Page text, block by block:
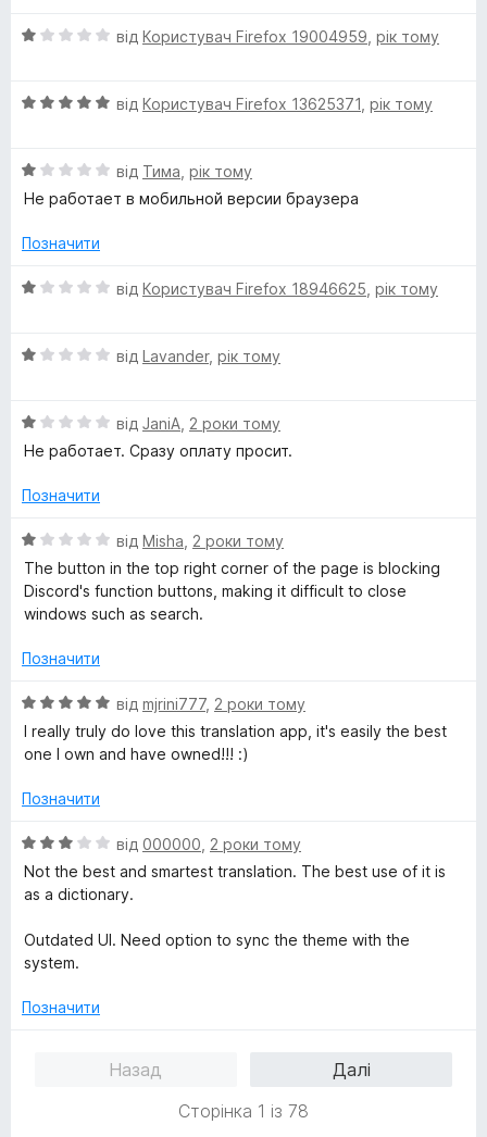
y
з
О
н
1
з
від Користувач Firefox 19004959 рік тому
О
н
к
5
5
від Користувач Firefox 13625371 рік тому
О
ц
н
а
5
від Тима рік тому
Не работает в мобильной версии браузера
Позначити
О
н
1
з
від Користувач Firefox 18946625 рік тому
О
н
к
1
5
від Lavander, рік тому
О
ц
н
а
1
з
від JaniA 2 роки тому
Не работает. Сразу оплату просит.
Позначити
О
ц
н
а
з
5
від Misha 2 роки тому
The button in the top right corner of the page is blocking
Discord's function buttons, making it difficult to close
windows such as search.
Позначити
О
ц
к
5
з
від mjrini777, 2 роки тому
I really truly do love this translation app, it's easily the best
one I own and have owned!!! :)
Позначити
О
ц
к
а
з
від 000000 2 роки тому
Not the best and smartest translation. The best use of it is
as a dictionary.
Outdated UI. Need option to sync the theme with the
system.
Позначити
Назад
Далі
Сторінка 1 із 78